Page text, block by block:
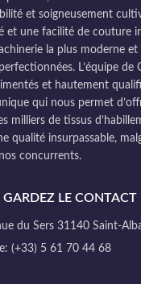
et soigneusement
et une facilité de couture
la plus moderne
L’équipe de
et hautement
qui nous permet
milliers de tissus
qualité insurpassable,
concurrents.
GARDEZ LE CONTACT
du Sers 31140 Saint-
(+33) 5 61 70 44 68